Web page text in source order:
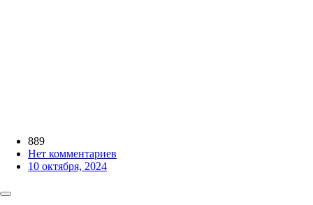
889
Нет комментариев
10 октября, 2024